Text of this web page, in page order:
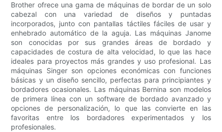
Brother ofrece una gama de máquinas de bordar de un solo
cabezal con una variedad de diseños y puntadas
incorporados, junto con pantallas táctiles fáciles de usar y
enhebrado automático de la aguja. Las máquinas Janome
son conocidas por sus grandes áreas de bordado y
capacidades de costura de alta velocidad, lo que las hace
ideales para proyectos más grandes y uso profesional. Las
máquinas Singer son opciones económicas con funciones
básicas y un diseño sencillo, perfectas para principiantes y
bordadores ocasionales. Las máquinas Bernina son modelos
de primera línea con un software de bordado avanzado y
opciones de personalización, lo que las convierte en las
favoritas entre los bordadores experimentados y los
profesionales.